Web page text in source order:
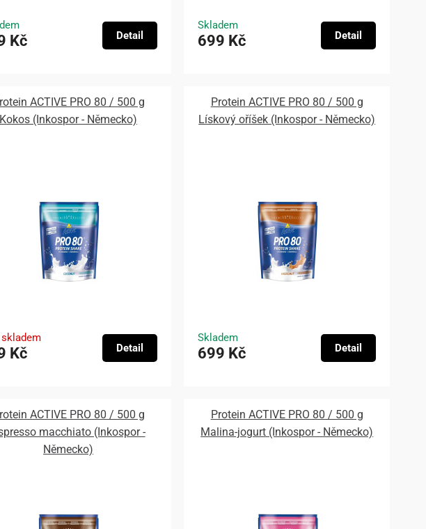
Kč Detail
Skladem
699 Kč Detail
ACTIVE PRO 80 / 500 g
Kokos (Inkospor - Německo)
Kč Detail
Protein ACTIVE PRO 80 / 500 g
Lískový oříšek (Inkospor - Německo)
Skladem
699 Kč Detail
ACTIVE PRO 80 / 500 g
macchiato (Inkospor -
Německo)
Protein ACTIVE PRO 80 / 500 g
Malina-jogurt (Inkospor - Německo)